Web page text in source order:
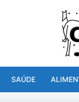
SAÚDE